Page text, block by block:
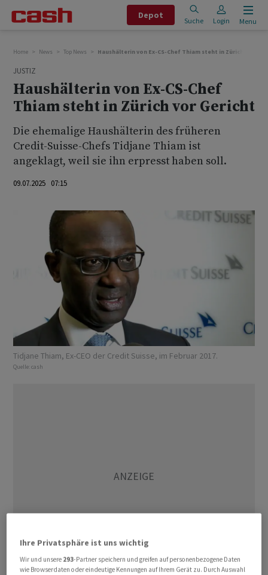
Depot
Suche Login Menu
Home News Top News Haushälterin von Ex-CS-Chef Thiam steht in Zürich vor
JUSTIZ
Haushälterin von Ex-CS-Chef
Thiam steht in Zürich vor Gericht
Die ehemalige Haushälterin des früheren
Credit-Suisse-Chefs Tidjane Thiam ist
angeklagt, weil sie ihn erpresst haben soll.
09.07.2025 07:15
Tidjane Thiam, Ex-CEO der Credit Suisse, im Februar 2017.
Quelle: cash
Ihre Privatsphäre ist uns wichtig
Wir und unsere 293-Partner speichern und greifen auf personenbezogene Daten
wie Browserdaten oder eindeutige Kennungen auf Ihrem Gerät zu. Durch Auswahl